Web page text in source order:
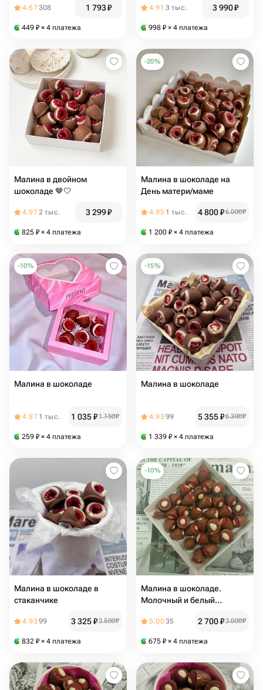
4.67308 1 793₽
449 ₽ × 4 платежа
4.91 3 тыс. 3 990₽
998 ₽ × 4 платежа
Малина в двойном
шоколаде 🤎🤍
4.972 тыс. 3 299₽
825 ₽ × 4 платежа
-20%
Малина в шоколаде на
День матери/маме
4.95 1 тыс. 4 800₽6 000₽
1 200 ₽ × 4 платежа
-10%
Малина в шоколаде
4.87 1 тыс. 1 035₽1 150₽
259 ₽ × 4 платежа
-15%
Малина в шоколаде
4.9399 5 355₽6 300₽
1 339 ₽ × 4 платежа
Малина в шоколаде в
стаканчике
4.9399 3 325₽3 500₽
832 ₽ × 4 платежа
-10%
Малина в шоколаде.
Молочный и белый
5.0035 2 700₽3 000₽
675 ₽ × 4 платежа